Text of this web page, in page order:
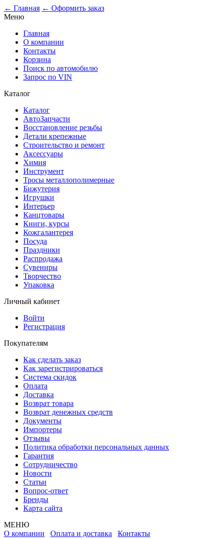
← Главная ← Оформить заказ
Меню
Главная
О компании
Контакты
Корзина
Поиск по автомобилю
Запрос по VIN
Каталог
Каталог
АвтоЗапчасти
Восстановление резьбы
Детали крепежные
Строительство и ремонт
Аксессуары
Химия
Инструмент
Тросы металлополимерные
Бижутерия
Игрушки
Интерьер
Канцтовары
Книги, курсы
Кожгалантерея
Посуда
Праздники
Распродажа
Сувениры
Творчество
Упаковка
Личный кабинет
Войти
Регистрация
Покупателям
Как сделать заказ
Как зарегистрироваться
Система скидок
Оплата
Доставка
Возврат товара
Возврат денежных средств
Документы
Импортеры
Отзывы
Политика обработки персональных данных
Гарантия
Сотрудничество
Новости
Статьи
Вопрос-ответ
Бренды
Карта сайта
МЕНЮ
О компании Оплата и доставка Контакты